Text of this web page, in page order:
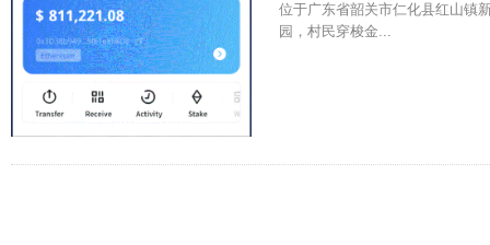
位于广东省韶关市仁化县红山镇
园，村民穿梭金...